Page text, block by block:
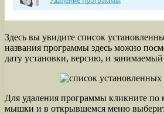
Здесь вы увидите список
названия программы здесь можно
дату установки, версию, и
Для удаления программы кликните по
мышки и в открывшемся меню